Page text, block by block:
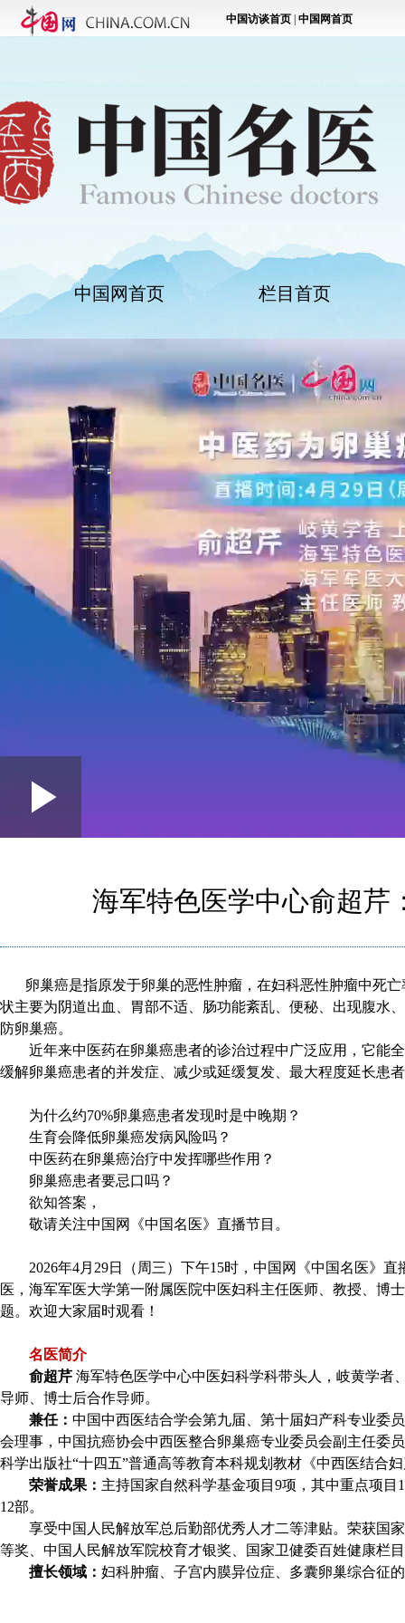
中国网首页 栏目首页
海军特色医学中心俞超芹
卵巢癌是指原发于卵巢的恶性肿瘤， 在妇科恶性肿瘤中死亡
状主要为阴道出血 胃部不适 肠功能紊乱 便秘 、出现腹水
防卵巢癌。
近年来中医药在卵巢癌患者的诊治过程中广泛应用，它能
缓解卵巢癌患者的并发症、减少或延缓复发、最大程度延长患
为什么约70%卵巢癌患者发现时是中晚期？
生育会降低卵巢癌发病风险吗？
中医药在卵巢癌治疗中发挥哪些作用？
卵巢癌患者要忌口吗？
欲知答案，
敬请关注中国网《中国名医》直播节目。
2026年4月29日（周三）下午15时，中国网《中国名医》
医，海军军医大学第一附属医院中医妇科主任医师、教授、博
题。欢迎大家届时观看！
名医简介
俞超芹 海军特色医学中心中医妇科学科带头人，岐黄学者
导师、博士后合作导师。
兼任： 中国中西医结合学会第九届、第十届妇产科专业委
会理事，中国抗癌协会中西医整合卵巢癌专业委员会副主任委
科学出版社“十四五”普通高等教育本科规划教材《中西医结合
荣誉成果： 主持国家自然科学基金项目9项，其中重点项
12部。
享受中国人民解放军总后勤部优秀人才二等津贴。荣获国
等奖、中国人民解放军院校育才银奖、国家卫健委百姓健康栏
擅长领域： 妇科肿瘤、子宫内膜异位症、多囊卵巢综合征